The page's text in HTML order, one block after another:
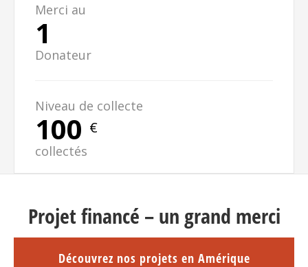
Merci au
1
Donateur
Niveau de collecte
100 €
collectés
Projet financé – un grand merci
Découvrez nos projets en Amérique